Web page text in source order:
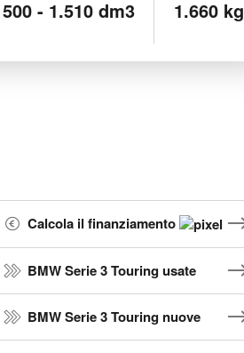
500 - 1.510 dm3 1.660 kg
Calcola il finanziamento
BMW Serie 3 Touring usate
BMW Serie 3 Touring nuove